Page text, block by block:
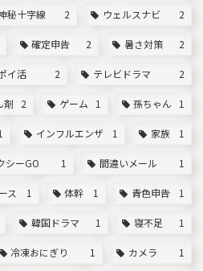
秘十字線 2 ウェルスナビ 2
確定申告 2 暑さ対策 2
イ活 2 テレビドラマ 2
剤 2 ゲーム 1 孫ちゃん 1
インフルエンザ 1 家族 1
シーGO 1 間違いメール 1
ス 1 体幹 1 青色申告 1
韓国ドラマ 1 寝不足 1
冷凍おにぎり 1 カメラ 1